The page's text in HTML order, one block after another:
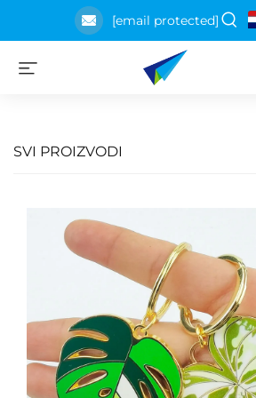
[email protected]
SVI PROIZVODI